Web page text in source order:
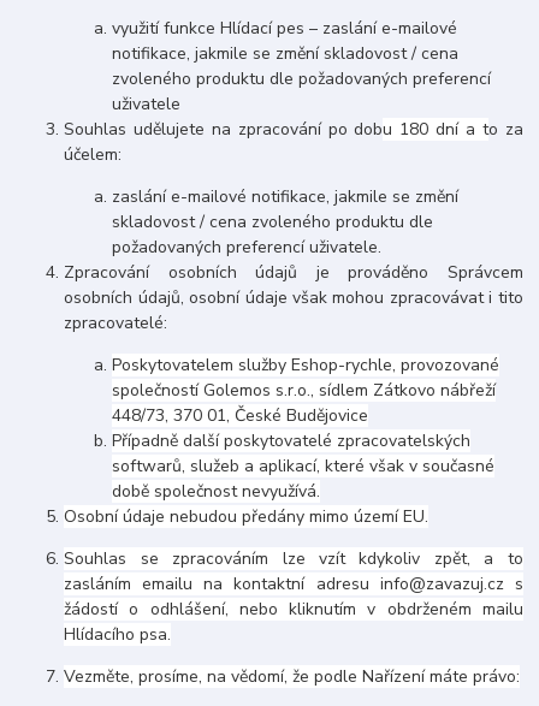
využití funkce Hlídací pes – zaslání e-mailové
notifikace, jakmile se změní skladovost / cena
zvoleného produktu dle požadovaných preferencí
uživatele
Souhlas udělujete na zpracování po dobu 180 dní a to za
účelem:
zaslání e-mailové notifikace, jakmile se změní
skladovost / cena zvoleného produktu dle
požadovaných preferencí uživatele.
Zpracování osobních údajů je prováděno Správcem
osobních údajů, osobní údaje však mohou zpracovávat i tito
zpracovatelé:
Poskytovatelem služby Eshop-rychle, provozované
společností Golemos s.r.o., sídlem Zátkovo nábřeží
448/73, 370 01, České Budějovice
Případně další poskytovatelé zpracovatelských
softwarů, služeb a aplikací, které však v současné
době společnost nevyužívá.
Osobní údaje nebudou předány mimo území EU.
Souhlas se zpracováním lze vzít kdykoliv zpět, a to
zasláním emailu na kontaktní adresu info@zavazuj.cz s
žádostí o odhlášení, nebo kliknutím v obdrženém mailu
Hlídacího psa.
Vezměte, prosíme, na vědomí, že podle Nařízení máte právo: